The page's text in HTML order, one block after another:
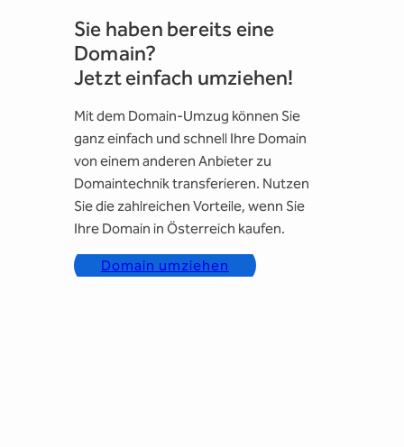
Sie haben bereits eine
Domain?
Jetzt einfach umziehen!
Mit dem Domain-Umzug können Sie
ganz einfach und schnell Ihre Domain
von einem anderen Anbieter zu
Domaintechnik transferieren. Nutzen
Sie die zahlreichen Vorteile, wenn Sie
Ihre Domain in Österreich kaufen.
Domain umziehen